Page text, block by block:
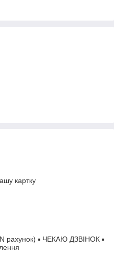
картку
рахунок) ▪ ЧЕКАЮ ДЗВІНОК ▪